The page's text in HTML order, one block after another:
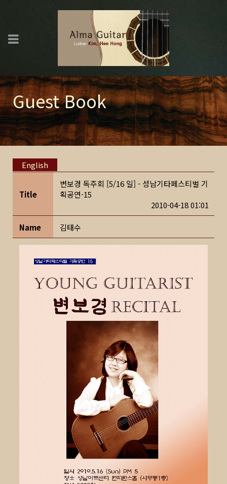
Guest Book
English
Title
변보경 독주회 [5/16 일] - 성남기타페스티벌 기
획공연-15
2010-04-18 01:01
Name 김태수